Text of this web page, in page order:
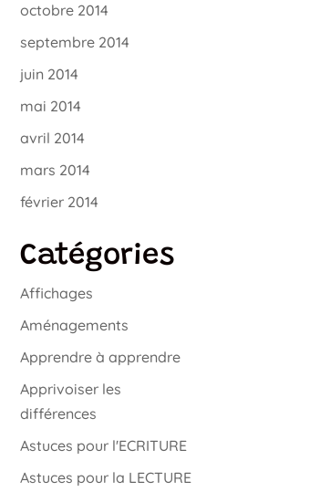
octobre 2014
septembre 2014
juin 2014
mai 2014
avril 2014
mars 2014
février 2014
Catégories
Affichages
Aménagements
Apprendre à apprendre
Apprivoiser les
différences
Astuces pour l'ECRITURE
Astuces pour la LECTURE